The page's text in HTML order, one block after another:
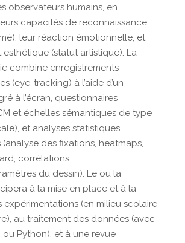
observateurs humains, en
capacités de reconnaissance
leur réaction émotionnelle, et
esthétique (statut artistique). La
combine enregistrements
(eye-tracking) à l’aide d’un
à l’écran, questionnaires
et échelles sémantiques de type
et analyses statistiques
des fixations, heatmaps,
corrélations
du dessin). Le ou la
à la mise en place et à la
expérimentations (en milieu scolaire
au traitement des données (avec
ou Python), et à une revue